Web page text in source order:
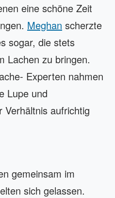
eine schöne Zeit
Meghan scherzte
sogar, die stets
Lachen zu bringen.
Experten nahmen
Lupe und
Verhältnis aufrichtig
gemeinsam im
sich gelassen.